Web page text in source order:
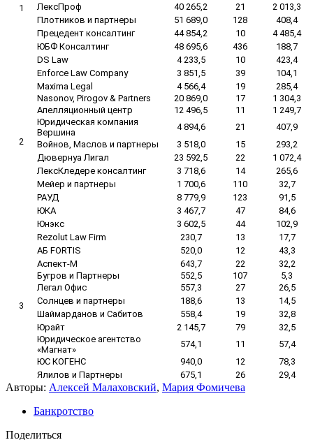
1
ЛексПроф
40 265,2 21
2 013,3
Плотников и партнеры
51 689,0 128
408,4
Прецедент консалтинг
44 854,2 10
4 485,4
ЮБФ Консалтинг
48 695,6 436 188,7
2
DS Law 4 233,5 10
423,4
Enforce Law Company
3 851,5 39
104,1
Maxima Legal
4 566,4 19
285,4
Nasonov, Pirogov & Partners
20 869,0 17
1 304,3
Апелляционный центр
12 496,5 11
1 249,7
Юридическая компания
Вершина
4 894,6 21
407,9
Войнов, Маслов и партнеры
3 518,0 15
293,2
Дювернуа Лигал
23 592,5 22
1 072,4
ЛексКледере консалтинг
3 718,6 14
265,6
Мейер и партнеры
1 700,6 110
32,7
РАУД
8 779,9 123
91,5
ЮКА
3 467,7 47
84,6
Юнэкс
3 602,5 44 102,9
3
Rezolut Law Firm 230,7 13
17,7
АБ FORTIS
520,0 12
43,3
Аспект-М
643,7 22
32,2
Бугров и Партнеры
552,5 107
5,3
Легал Офис
557,3 27
26,5
Солнцев и партнеры
188,6 13
14,5
Шаймарданов и Сабитов
558,4 19
32,8
Юрайт
2 145,7 79
32,5
Юридическое агентство
«Магнат»
574,1 11
57,4
ЮС КОГЕНС
940,0 12
78,3
Ялилов и Партнеры
675,1 26 29,4
Авторы: Алексей Малаховский, Мария Фомичева
Банкротство
Поделиться